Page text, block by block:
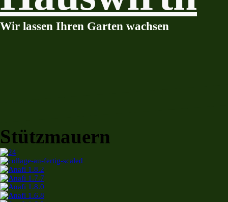
Wir lassen Ihren Garten wachsen
Stützmauern